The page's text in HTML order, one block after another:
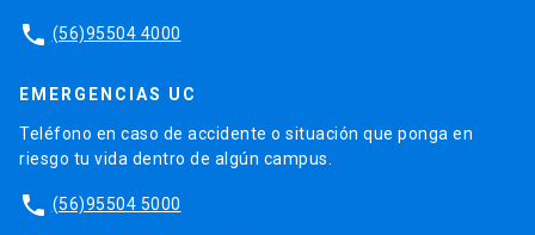
phone (56)95504 4000
EMERGENCIAS UC
Teléfono en caso de accidente o situación que ponga en
riesgo tu vida dentro de algún campus.
phone (56)95504 5000